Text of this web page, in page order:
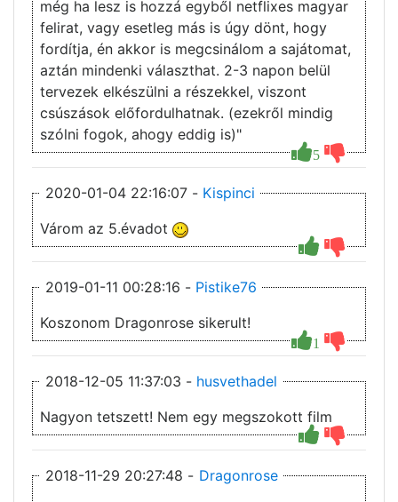
5
még ha lesz is hozzá egyből netflixes magyar
felirat, vagy esetleg más is úgy dönt, hogy
fordítja, én akkor is megcsinálom a sajátomat,
aztán mindenki választhat. 2-3 napon belül
tervezek elkészülni a részekkel, viszont
csúszások előfordulhatnak. (ezekről mindig
szólni fogok, ahogy eddig is)"
2020-01-04 22:16:07 - Kispinci
Várom az 5.évadot
2019-01-11 00:28:16 - Pistike76
1
Koszonom Dragonrose sikerult!
2018-12-05 11:37:03 - husvethadel
Nagyon tetszett! Nem egy megszokott film
2018-11-29 20:27:48 - Dragonrose